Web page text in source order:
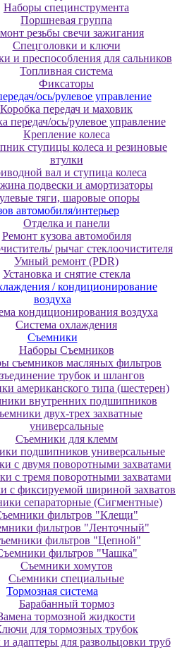
Наборы специнструмента
Поршневая группа
резьбы свечи зажигания
Спецголовки и ключи
и преспособления для сальников
Топливная система
Фиксаторы
ось/рулевое управление
Коробка передач и маховик
передач/ось/рулевое управление
Крепление колеса
ступицы колеса и резиновые
втулки
вал и ступица колеса
подвески и амортизаторы
тяги, шаровые опоры
автомобиля/интерьер
Отделка и панели
Ремонт кузова автомобиля
рычаг стеклоочистителя
Умный ремонт (PDR)
Установка и снятие стекла
/ кондиционирование
воздуха
кондиционирования воздуха
Система охлаждения
Съемники
Наборы Съемников
съемников масляных фильтров
трубок и шлангов
американского типа (шестерен)
внутренних подшипников
двух-трех захватные
универсальные
Съемники для клемм
подшипников универсальные
с двумя поворотными захватами
с тремя поворотными захватами
с фиксируемой шириной захватов
сепараторные (Сигментные)
фильтров "Клещи"
фильтров "Ленточный"
фильтров "Цепной"
фильтров "Чашка"
Съемники хомутов
Сьемники специальные
Тормозная система
Барабанный тормоз
тормозной жидкости
для тормозных трубок
адаптеры для развольцовки труб